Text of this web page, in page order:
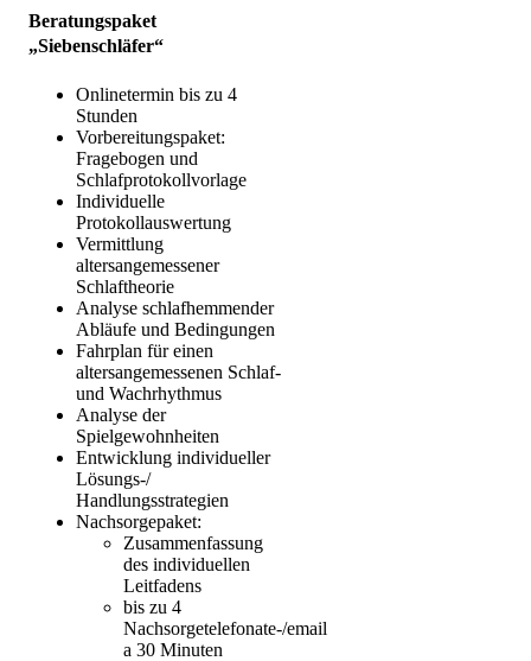
Beratungspaket
„Siebenschläfer“
Onlinetermin bis zu 4
Stunden
Vorbereitungspaket:
Fragebogen und
Schlafprotokollvorlage
Individuelle
Protokollauswertung
Vermittlung
altersangemessener
Schlaftheorie
Analyse schlafhemmender
Abläufe und Bedingungen
Fahrplan für einen
altersangemessenen Schlaf-
und Wachrhythmus
Analyse der
Spielgewohnheiten
Entwicklung individueller
Lösungs-/
Handlungsstrategien
Nachsorgepaket:
Zusammenfassung
des individuellen
Leitfadens
bis zu 4
Nachsorgetelefonate-/email
a 30 Minuten